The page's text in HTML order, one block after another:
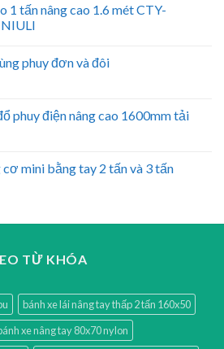
1 tấn nâng cao 1.6 mét CTY-
phuy đơn và đôi
phuy điện nâng cao 1600mm tải
cơ mini bằng tay 2 tấn và 3 tấn
TỪ KHÓA
bánh xe lái nâng tay thấp 2 tấn 160x50
xe nâng tay 80x70 nylon